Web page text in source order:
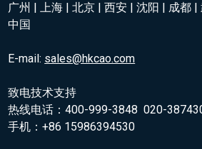
广州 | 上海 | 北京 | 西安 | 沈阳 | 成都 |
中国
E-mail: sales@hkcao.com
致电技术支持
热线电话：400-999-3848 020-
手机：+86 15986394530